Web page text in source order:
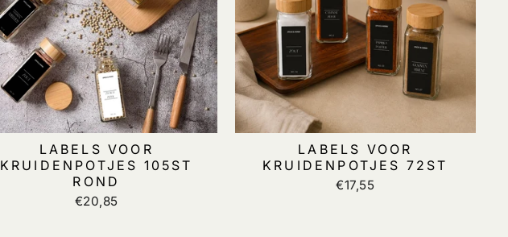
LABELS VOOR
KRUIDENPOTJES 105ST
ROND
€20,85
LABELS VOOR
KRUIDENPOTJES 72ST
€17,55